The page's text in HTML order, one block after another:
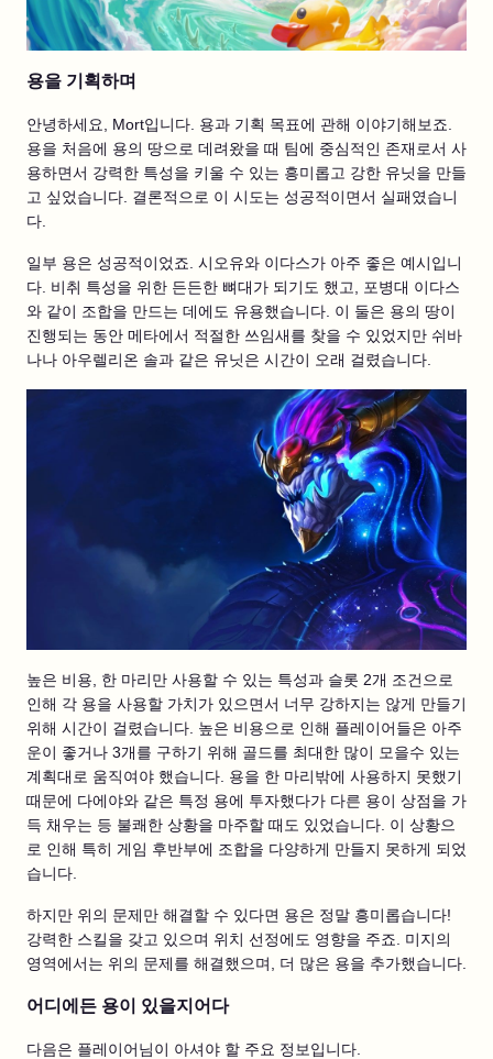
용을 기획하며
안녕하세요, Mort입니다. 용과 기획 목표에 관해 이야기해보죠.
용을 처음에 용의 땅으로 데려왔을 때 팀에 중심적인 존재로서 사
용하면서 강력한 특성을 키울 수 있는 흥미롭고 강한 유닛을 만들
고 싶었습니다. 결론적으로 이 시도는 성공적이면서 실패였습니
다.
일부 용은 성공적이었죠. 시오유와 이다스가 아주 좋은 예시입니
다. 비취 특성을 위한 든든한 뼈대가 되기도 했고, 포병대 이다스
와 같이 조합을 만드는 데에도 유용했습니다. 이 둘은 용의 땅이
진행되는 동안 메타에서 적절한 쓰임새를 찾을 수 있었지만 쉬바
나나 아우렐리온 솔과 같은 유닛은 시간이 오래 걸렸습니다.
높은 비용, 한 마리만 사용할 수 있는 특성과 슬롯 2개 조건으로
인해 각 용을 사용할 가치가 있으면서 너무 강하지는 않게 만들기
위해 시간이 걸렸습니다. 높은 비용으로 인해 플레이어들은 아주
운이 좋거나 3개를 구하기 위해 골드를 최대한 많이 모을수 있는
계획대로 움직여야 했습니다. 용을 한 마리밖에 사용하지 못했기
때문에 다에야와 같은 특정 용에 투자했다가 다른 용이 상점을 가
득 채우는 등 불쾌한 상황을 마주할 때도 있었습니다. 이 상황으
로 인해 특히 게임 후반부에 조합을 다양하게 만들지 못하게 되었
습니다.
하지만 위의 문제만 해결할 수 있다면 용은 정말 흥미롭습니다!
강력한 스킬을 갖고 있으며 위치 선정에도 영향을 주죠. 미지의
영역에서는 위의 문제를 해결했으며, 더 많은 용을 추가했습니다.
어디에든 용이 있을지어다
다음은 플레이어님이 아셔야 할 주요 정보입니다.